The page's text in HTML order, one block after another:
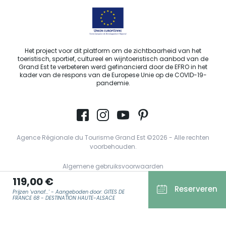
119,00 €
Prijzen 'vanaf...' - Aangeboden door: GITES DE
FRANCE 68 - DESTINATION HAUTE-ALSACE
Reserveren
Het project voor dit platform om de zichtbaarheid van het
toeristisch, sportief, cultureel en wijntoeristisch aanbod van de
Grand Est te verbeteren werd gefinancierd door de EFRO in het
kader van de respons van de Europese Unie op de COVID-19-
pandemie.
Agence Régionale du Tourisme Grand Est ©2026 - Alle rechten
voorbehouden.
Algemene gebruiksvoorwaarden
Privacyverklaring